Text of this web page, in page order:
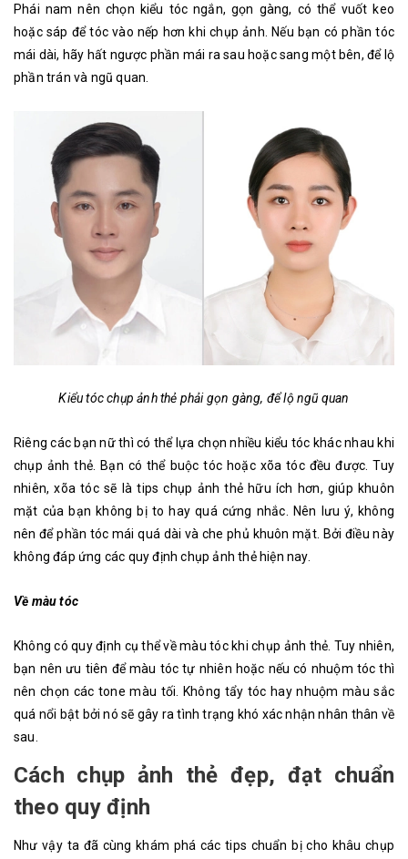
Phái nam nên chọn kiểu tóc ngắn, gọn gàng, có thể vuốt keo
hoặc sáp để tóc vào nếp hơn khi chụp ảnh. Nếu bạn có phần tóc
mái dài, hãy hất ngược phần mái ra sau hoặc sang một bên, để lộ
phần trán và ngũ quan.
Kiểu tóc chụp ảnh thẻ phải gọn gàng, để lộ ngũ quan
Riêng các bạn nữ thì có thể lựa chọn nhiều kiểu tóc khác nhau khi
chụp ảnh thẻ. Bạn có thể buộc tóc hoặc xõa tóc đều được. Tuy
nhiên, xõa tóc sẽ là tips chụp ảnh thẻ hữu ích hơn, giúp khuôn
mặt của bạn không bị to hay quá cứng nhắc. Nên lưu ý, không
nên để phần tóc mái quá dài và che phủ khuôn mặt. Bởi điều này
không đáp ứng các quy định chụp ảnh thẻ hiện nay.
Về màu tóc
Không có quy định cụ thể về màu tóc khi chụp ảnh thẻ. Tuy nhiên,
bạn nên ưu tiên để màu tóc tự nhiên hoặc nếu có nhuộm tóc thì
nên chọn các tone màu tối. Không tẩy tóc hay nhuộm màu sắc
quá nổi bật bởi nó sẽ gây ra tình trạng khó xác nhận nhân thân về
sau.
Cách chụp ảnh thẻ đẹp, đạt chuẩn
theo quy định
Như vậy ta đã cùng khám phá các tips chuẩn bị cho khâu chụp